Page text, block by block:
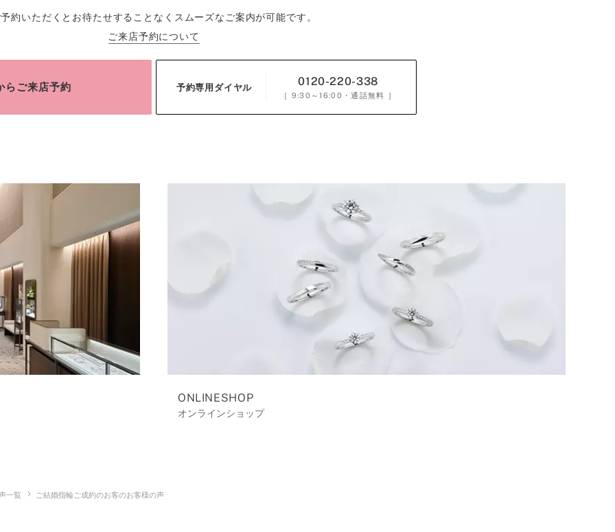
約いただくとお待たせすることなくスムーズなご案内が可能です。
ご来店予約について
らご来店予約 予約専用ダイヤル 0120-220-338
［ 9:30～16:00 ・通話無料 ］
ONLINESHOP
オンラインショップ
一覧 ご結婚指輪ご成約のお客のお客様の声